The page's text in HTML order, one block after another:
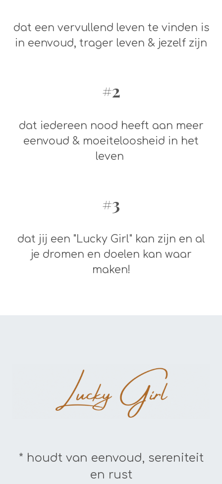
dat een vervullend leven te vinden is
in eenvoud, trager leven & jezelf zijn
#2
dat iedereen nood heeft aan meer
eenvoud & moeiteloosheid in het
leven
#3
dat jij een "Lucky Girl" kan zijn en al
je dromen en doelen kan waar
maken!
* houdt van eenvoud, sereniteit
en rust